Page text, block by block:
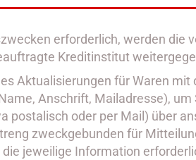
erforderlich, werden
Kreditinstitut
Aktualisierungen für Waren
Anschrift, Mailadresse),
postalisch oder per Mail) über
zweckgebunden für
jeweilige Information